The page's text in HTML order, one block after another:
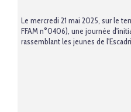
Le mercredi 21 mai 2025, sur le
FFAM n°0406), une journée
rassemblant les jeunes de